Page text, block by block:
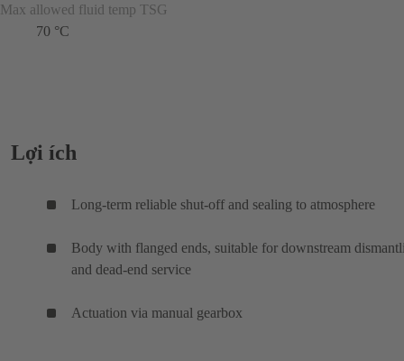
Max allowed fluid temp TSG
70 °C
Lợi ích
Long-term reliable shut-off and sealing to atmosphere
Body with flanged ends, suitable for downstream
and dead-end service
Actuation via manual gearbox